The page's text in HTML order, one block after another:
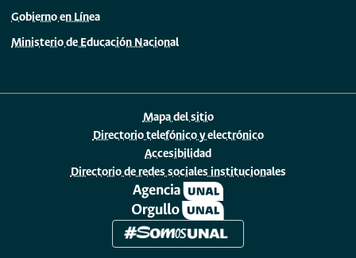
Gobierno en Línea
Ministerio de Educación Nacional
Mapa del sitio
Directorio telefónico y electrónico
Accesibilidad
Directorio de redes sociales institucionales